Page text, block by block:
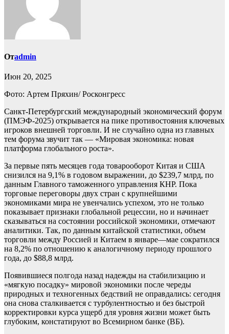
Отadmin
Июн 20, 2025
Фото: Артем Пряхин/ Росконгресс
Санкт-Петербургский международный экономический форум
(ПМЭФ-2025) открывается на пике противостояния ключевых
игроков внешней торговли. И не случайно одна из главных
тем форума звучит так — «Мировая экономика: новая
платформа глобального роста».
За первые пять месяцев года товарооборот Китая и США
снизился на 9,1% в годовом выражении, до $239,7 млрд, по
данным Главного таможенного управления КНР. Пока
торговые переговоры двух стран с крупнейшими
экономиками мира не увенчались успехом, это не только
показывает признаки глобальной рецессии, но и начинает
сказываться на состоянии российской экономики, отмечают
аналитики. Так, по данным китайской статистики, объем
торговли между Россией и Китаем в январе—мае сократился
на 8,2% по отношению к аналогичному периоду прошлого
года, до $88,8 млрд.
Появившиеся полгода назад надежды на стабилизацию и
«мягкую посадку» мировой экономики после череды
природных и техногенных бедствий не оправдались: сегодня
она снова сталкивается с турбулентностью и без быстрой
корректировки курса ущерб для уровня жизни может быть
глубоким, констатируют во Всемирном банке (ВБ).